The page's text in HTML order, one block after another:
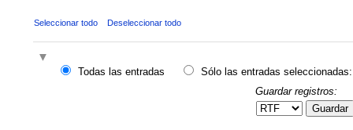
Seleccionar todo Deseleccionar todo
Todas las entradas
Sólo las entradas seleccionadas:
Guardar registros:
Guardar